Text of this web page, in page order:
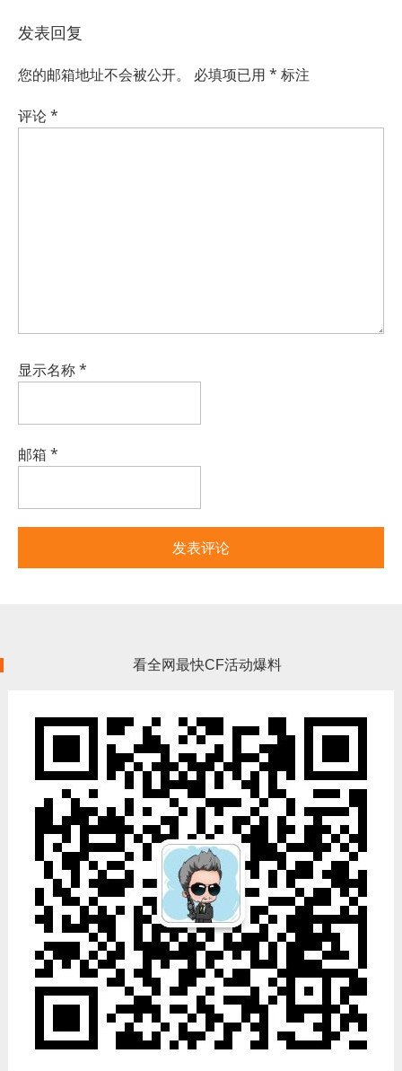
发表回复
您的邮箱地址不会被公开。 必填项已用 * 标注
评论*
显示名称*
邮箱 *
看全网最快CF活动爆料